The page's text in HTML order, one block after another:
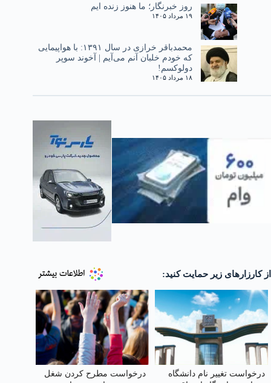
روز خبرنگار؛ ما هنوز زنده ایم
۱۹ مرداد ۱۴۰۵
محمدباقر خرازی در سال ۱۳۹۱: با هواپیمایی
که خودم خلبان آنم می‌آیم | آخوند سوپر
دولوکسم!
۱۸ مرداد ۱۴۰۵
از کارزارهای زیر حمایت کنید:
درخواست تغییر نام دانشگاه
درخواست مطرح کردن شغل